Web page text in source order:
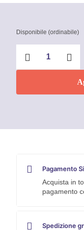
Disponibile (ordinabile)
meccanica
mezzotondi
Pagamento
Acquista in
pagamento
Spedizione